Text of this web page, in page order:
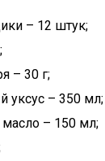
– 12 штук;
– 30 г;
уксус – 350 мл;
масло – 150 мл;